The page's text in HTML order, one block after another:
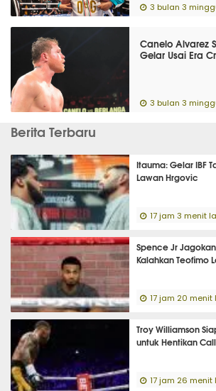
3 bulan 3
Canelo Alvarez
Gelar Usai Era
3 bulan 3
Berita Terbaru
Itauma: Gelar IBF
Lawan Hrgovic
17 jam 3 menit
Spence Jr
Kalahkan Teofimo
17 jam 20 menit
Troy Williamson
untuk Hentikan
17 jam 26 menit